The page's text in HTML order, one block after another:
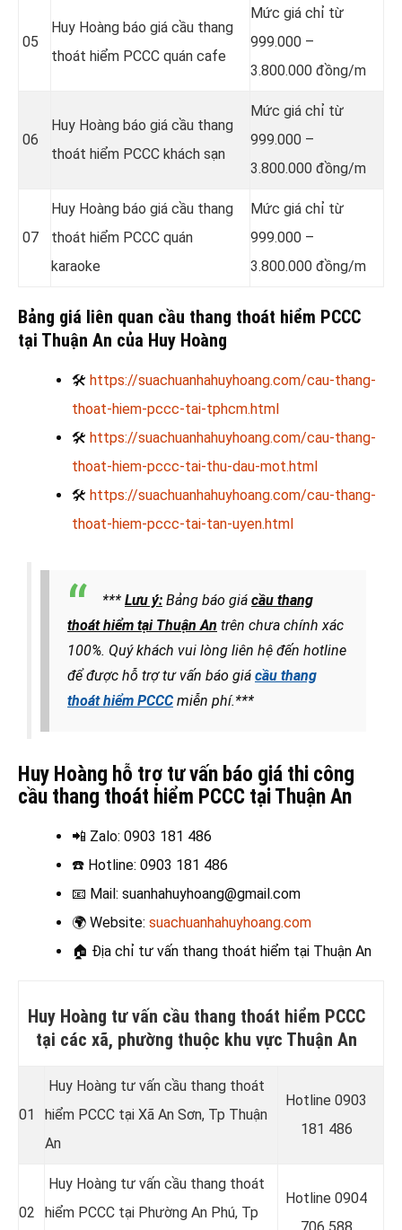
05
Huy Hoàng báo giá cầu thang
thoát hiểm PCCC quán cafe
Mức giá chỉ từ
999.000 –
3.800.000 đồng/m
06
Huy Hoàng báo giá cầu thang
thoát hiểm PCCC khách sạn
Mức giá chỉ từ
999.000 –
3.800.000 đồng/m
07
Huy Hoàng báo giá cầu thang
thoát hiểm PCCC quán
karaoke
Mức giá chỉ từ
999.000 –
3.800.000 đồng/m
Bảng giá liên quan cầu thang thoát hiểm PCCC
tại Thuận An của Huy Hoàng
🛠 https://suachuanhahuyhoang.com/cau-thang-
thoat-hiem-pccc-tai-tphcm.html
🛠 https://suachuanhahuyhoang.com/cau-thang-
thoat-hiem-pccc-tai-thu-dau-mot.html
🛠 https://suachuanhahuyhoang.com/cau-thang-
thoat-hiem-pccc-tai-tan-uyen.html
*** Lưu ý: Bảng báo giá cầu thang
thoát hiểm tại Thuận An trên chưa chính xác
100%. Quý khách vui lòng liên hệ đến hotline
để được hỗ trợ tư vấn báo giá cầu thang
thoát hiểm PCCC miễn phí.***
Huy Hoàng hỗ trợ tư vấn báo giá thi công
cầu thang thoát hiểm PCCC tại Thuận An
📲 Zalo: 0903 181 486
☎️ Hotline: 0903 181 486
📧 Mail: suanhahuyhoang@gmail.com
🌍 Website: suachuanhahuyhoang.com
🏠 Địa chỉ tư vấn thang thoát hiểm tại Thuận An
Huy Hoàng tư vấn cầu thang thoát hiểm PCCC
tại các xã, phường thuộc khu vực Thuận An
01
Huy Hoàng tư vấn cầu thang thoát
hiểm PCCC tại Xã An Sơn, Tp Thuận
An
Hotline 0903
181 486
02
Huy Hoàng tư vấn cầu thang thoát
hiểm PCCC tại Phường An Phú, Tp
Hotline 0904
706 588